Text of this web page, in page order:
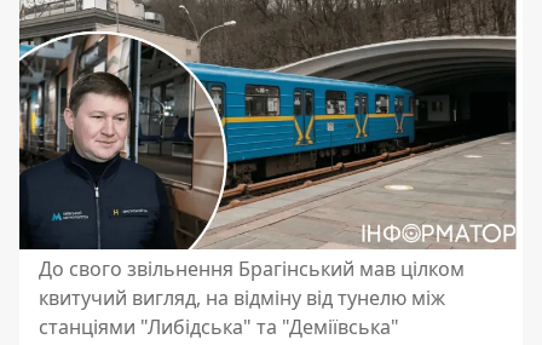
До свого звільнення Брагінський мав цілком
квитучий вигляд, на відміну від тунелю між
станціями "Либідська" та "Деміївська"